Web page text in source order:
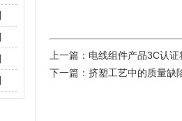
上一篇： 电线组件产品3C认
下一篇： 挤塑工艺中的质量缺